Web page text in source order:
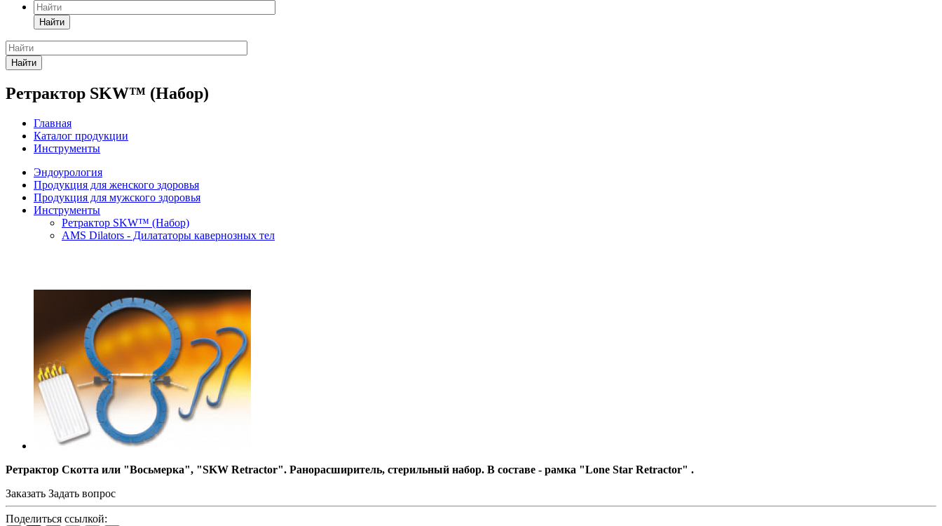
Найти
Найти
Ретрактор SKW™ (Набор)
Главная
Каталог продукции
Инструменты
Эндоурология
Продукция для женского здоровья
Продукция для мужского здоровья
Инструменты
Ретрактор SKW™ (Набор)
AMS Dilators - Дилататоры кавернозных тел
Ретрактор Скотта или "Восьмерка", "SKW Retractor". Ранорасширитель, стерильный набор. В составе - рамка "Lone Star Retractor" .
Заказать Задать вопрос
Поделиться ссылкой: